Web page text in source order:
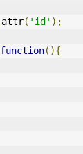
attr( 'id' );
function(){